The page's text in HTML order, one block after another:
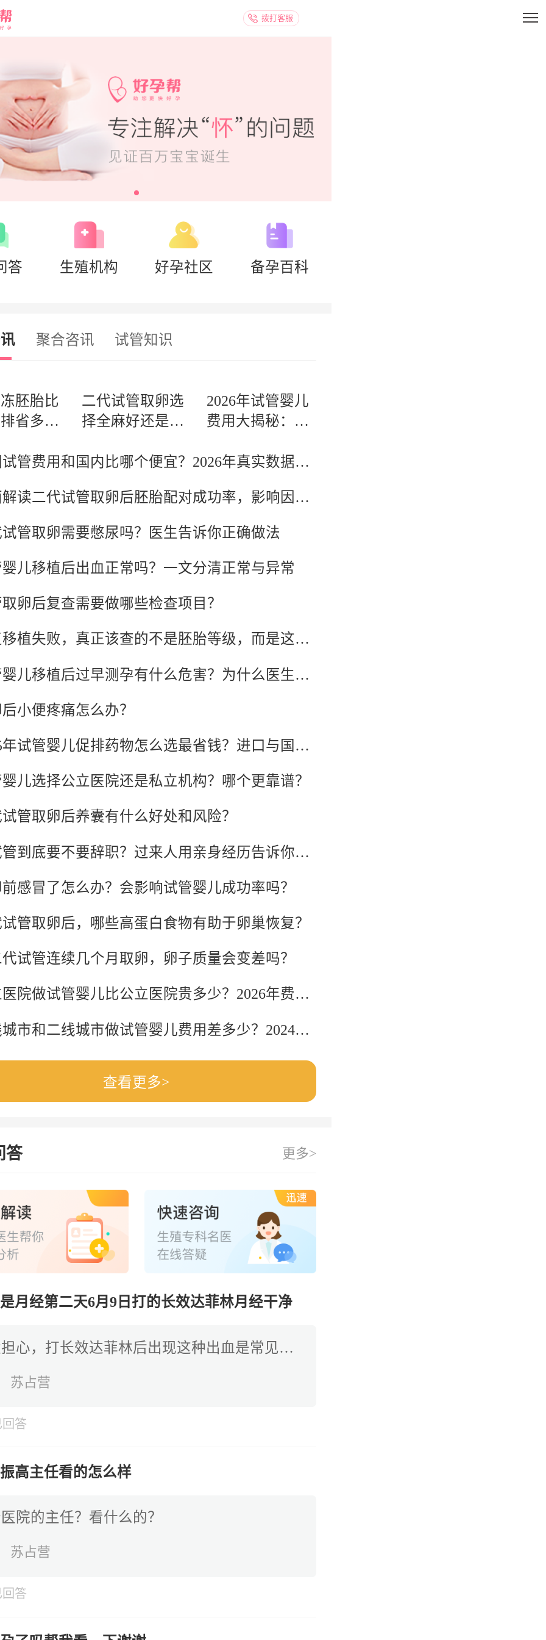
拨打客服
答 生殖机构 好孕社区 备孕百科
聚合咨讯 试管知识
胚胎比
省多少
差距
二代试管取卵选
择全麻好还是局
分析利弊
2026年试管婴儿
费用大揭秘：试
费哪个划算？泰国试管费用和国内比哪个便宜？2026年真实数据对比，结果令人意外
全面解读二代试管取卵后胚胎配对成功率，影响因素与真实案例分享
管取卵需要憋尿吗？医生告诉你正确做法
儿移植后出血正常吗？一文分清正常与异常
卵后复查需要做哪些检查项目？
反复移植失败，真正该查的不是胚胎等级，而是这6个隐藏指标
试管婴儿移植后过早测孕有什么危害？为什么医生不建议提前测？
小便疼痛怎么办？
2025年试管婴儿促排药物怎么选最省钱？进口与国产价格对比及省钱攻略
儿选择公立医院还是私立机构？哪个更靠谱？
管取卵后养囊有什么好处和风险？
做试管到底要不要辞职？过来人用亲身经历告诉你答案
感冒了怎么办？会影响试管婴儿成功率吗？
管取卵后，哪些高蛋白食物有助于卵巢恢复？
试管连续几个月取卵，卵子质量会变差吗？
私立医院做试管婴儿比公立医院贵多少？2026年费用差距大揭秘
一线城市和二线城市做试管婴儿费用差多少？2024年最新价格对比
查看更多>
答 更多>
月经第二天6月9日打的长效达菲林月经干净
别太担心，打长效达菲林后出现这种出血是常见的药物反应，属于药物起效导致的撤退性出血，通常不需要特殊处理。长效达菲林的主要作用是抑制排卵、降低体内雌激素水平，让卵巢和子宫内膜得到休息。在注射后的1-2周内，随着体内激素水平的快速下降，子宫内膜会失去支撑而发生脱落，从而引起类似月经的出血。
苏占营
回答
高主任看的怎么样
院的主任？看什么的？
苏占营
回答